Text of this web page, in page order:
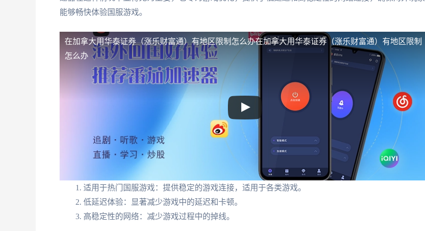
能够畅快体验国服游戏。
在加拿大用华泰证券（涨乐财富通）有地区限制怎么办在加拿大用华泰证券（涨乐财富通）有地区限制
怎么办
适用于热门国服游戏：提供稳定的游戏连接，适用于各类游戏。
低延迟体验：显著减少游戏中的延迟和卡顿。
高稳定性的网络：减少游戏过程中的掉线。